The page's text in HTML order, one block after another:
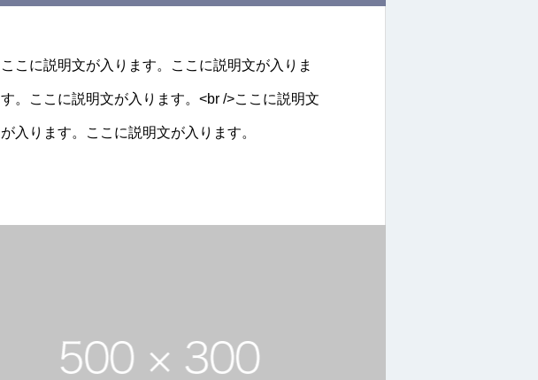
ここに説明文が入ります。ここに説明文が入りま
す。ここに説明文が入ります。<br />ここに説明文
が入ります。ここに説明文が入ります。